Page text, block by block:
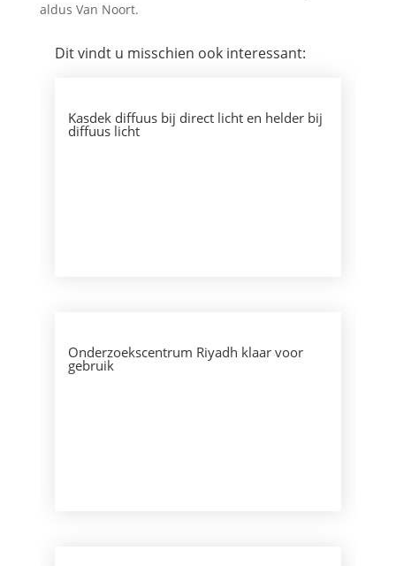
aldus Van Noort.
Dit vindt u misschien ook interessant:
Kasdek diffuus bij direct licht en helder bij
diffuus licht
Onderzoekscentrum Riyadh klaar voor
gebruik